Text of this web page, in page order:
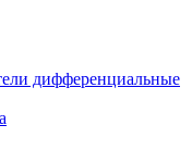
дифференциальные